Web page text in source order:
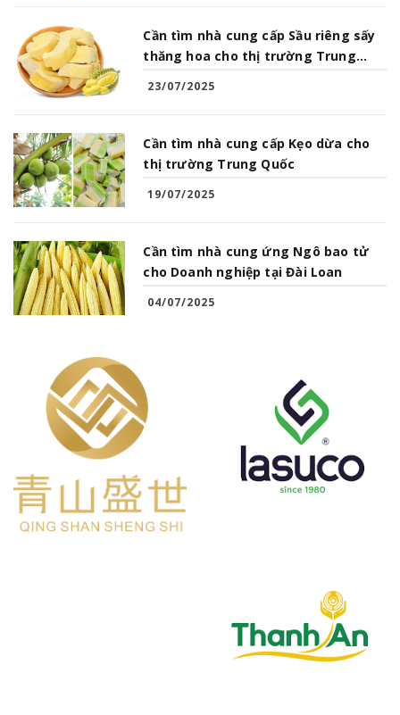
Cần tìm nhà cung cấp Sầu riêng sấy
thăng hoa cho thị trường Trung
23/07/2025
Cần tìm nhà cung cấp Kẹo dừa cho
thị trường Trung Quốc
19/07/2025
Cần tìm nhà cung ứng Ngô bao tử
cho Doanh nghiệp tại Đài Loan
04/07/2025